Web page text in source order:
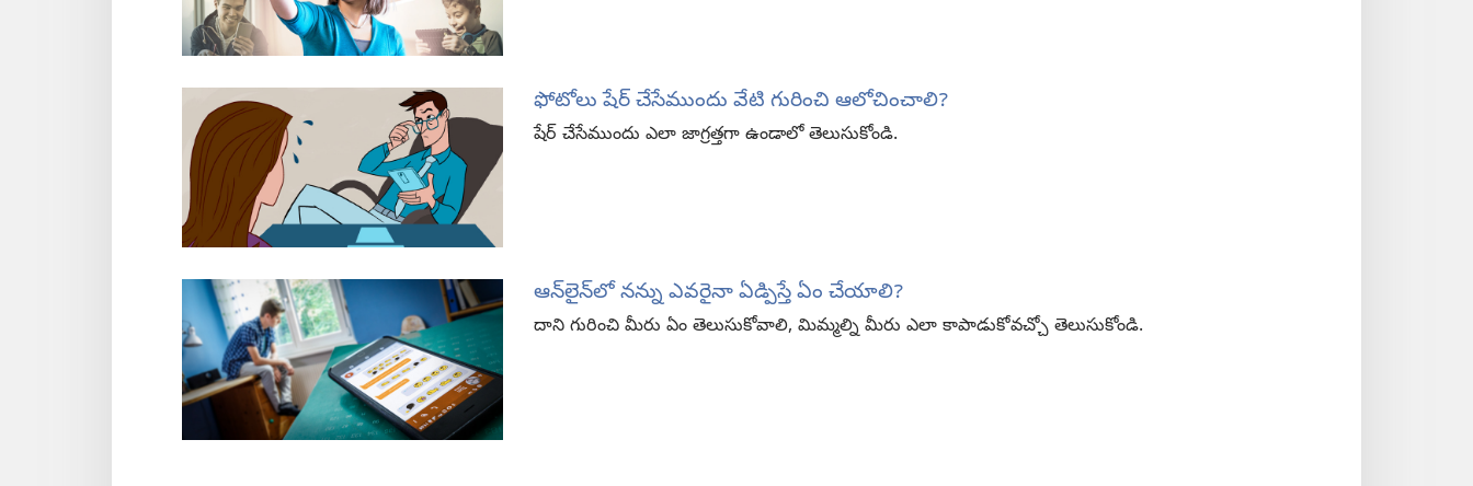
ఫోటోలు షేర్‌ చేసేముందు వేటి గురించి ఆలోచించాలి?
షేర్‌ చేసేముందు ఎలా జాగ్రత్తగా ఉండాలో తెలుసుకోండి.
ఆన్‌లైన్‌లో నన్ను ఎవరైనా ఏడ్పిస్తే ఏం చేయాలి?
దాని గురించి మీరు ఏం తెలుసుకోవాలి, మిమ్మల్ని మీరు ఎలా కాపాడుకోవచ్చో తెలుసుకోండి.